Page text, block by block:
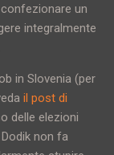
un
integralmente
in Slovenia (per
il post di
delle elezioni
non fa